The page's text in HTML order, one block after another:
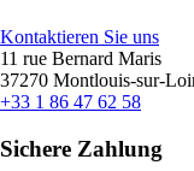
Kontaktieren Sie uns
11 rue Bernard Maris
37270 Montlouis-sur-
+33 1 86 47 62 58
Sichere Zahlung